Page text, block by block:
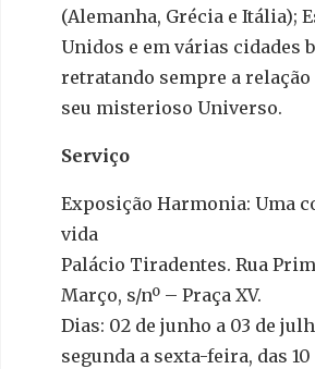
(Alemanha, Grécia e Itália);
Unidos e em várias cidades
retratando sempre a relação
seu misterioso Universo.
Serviço
Exposição Harmonia: Uma
vida
Palácio Tiradentes. Rua
Março, s/nº – Praça XV.
Dias: 02 de junho a 03 de
segunda a sexta-feira, das 10